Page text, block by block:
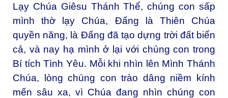
Lạy Chúa Giêsu Thánh Thể, chúng con sấp
mình thờ lạy Chúa, Đấng là Thiên Chúa
quyền năng, là Đấng đã tạo dựng trời đất biển
cả, và nay hạ mình ở lại với chúng con trong
Bí tích Tình Yêu. Mỗi khi nhìn lên Mình Thánh
Chúa, lòng chúng con trào dâng niềm kính
mến sâu xa, vì Chúa đang nhìn chúng con